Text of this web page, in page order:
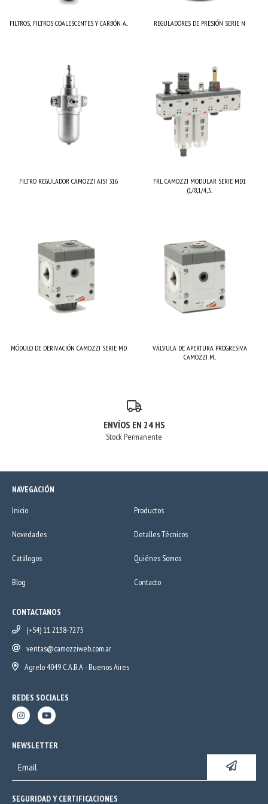
FILTROS, FILTROS COALESCENTES Y CARBÓN A... REGULADORES DE PRESIÓN SERIE N
FILTRO REGULADOR CAMOZZI AISI 316
FRL CAMOZZI MODULAR SERIE MD1
(1/8,1/4,3...
MÓDULO DE DERIVACIÓN CAMOZZI SERIE MD
VÁLVULA DE APERTURA PROGRESIVA
CAMOZZI M...
ENVÍOS EN 24 HS
Stock Permanente
NAVEGACIÓN
Inicio
Productos
Novedades Detalles Técnicos
Catálogos Quiénes Somos
Blog Contacto
CONTACTANOS
(+54) 11 2138-7275
ventas@camozziweb.com.ar
Agrelo 4049 C.A.B.A - Buenos Aires
REDES SOCIALES
NEWSLETTER
SEGURIDAD Y CERTIFICACIONES